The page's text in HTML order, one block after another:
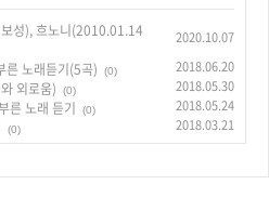
성), 흐노니(2010.01.14
2020.10.07
른 노래듣기(5곡) (0) 2018.06.20
외로움) (0) 2018.05.30
른 노래 듣기 (0) 2018.05.24
(0) 2018.03.21